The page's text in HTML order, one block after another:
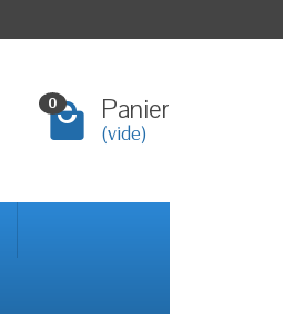
0 Panier
(vide)